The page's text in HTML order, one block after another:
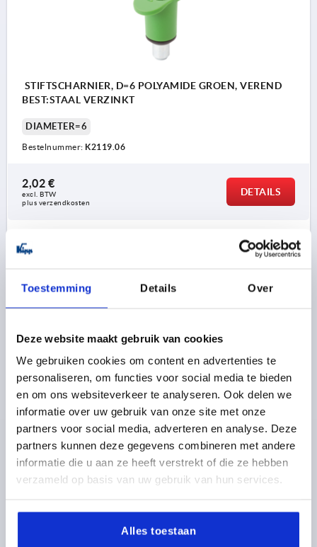
Toestemming Details Over
Deze website maakt gebruik van cookies
We gebruiken cookies om content en advertenties te
personaliseren, om functies voor social media te bieden
en om ons websiteverkeer te analyseren. Ook delen we
informatie over uw gebruik van onze site met onze
partners voor social media, adverteren en analyse. Deze
partners kunnen deze gegevens combineren met andere
informatie die u aan ze heeft verstrekt of die ze hebben
verzameld op basis van uw gebruik van hun services.
Alles toestaan
STIFTSCHARNIER, D=6 POLYAMIDE GROEN, VEREND
BEST:STAAL VERZINKT
DIAMETER=6
Bestelnummer: K2119.06
2,02 €
excl. BTW
plus verzendkosten
DETAILS
K2119
STIFTSCHARNIER, D=8 POLYAMIDE GROEN, VEREND
BEST:STAAL VERZINKT
Bestelnummer: K2119.08
2,11 €
plus verzendkosten
DETAILS
PRODUCTGEGEVENS